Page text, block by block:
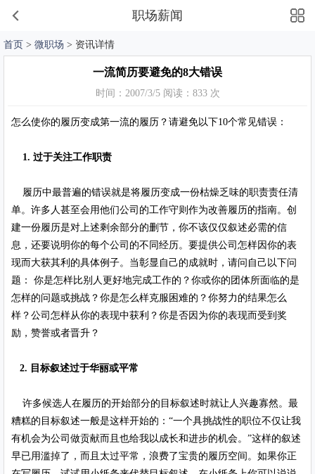
职场薪闻
首页 > 微职场 > 资讯详情
一流简历要避免的8大错误
时间：2007/3/5 阅读：833 次
怎么使你的履历变成第一流的履历？请避免以下10个常见错误：
1. 过于关注工作职责
履历中最普遍的错误就是将履历变成一份枯燥乏味的职责责任清
单。许多人甚至会用他们公司的工作守则作为改善履历的指南。创
建一份履历是对上述剩余部分的删节，你不该仅仅叙述必需的信
息，还要说明你的每个公司的不同经历。要提供公司怎样因你的表
现而大获其利的具体例子。当彰显自己的成就时，请问自己以下问
题： 你是怎样比别人更好地完成工作的？你或你的团体所面临的是
怎样的问题或挑战？你是怎么样克服困难的？你努力的结果怎么
样？公司怎样从你的表现中获利？你是否因为你的表现而受到奖
励，赞誉或者晋升？
2. 目标叙述过于华丽或平常
许多候选人在履历的开始部分的目标叙述时就让人兴趣寡然。最
糟糕的目标叙述一般是这样开始的：“一个具挑战性的职位不仅让我
有机会为公司做贡献而且也给我以成长和进步的机会。”这样的叙述
早已用滥掉了，而且太过平常，浪费了宝贵的履历空间。如果你正